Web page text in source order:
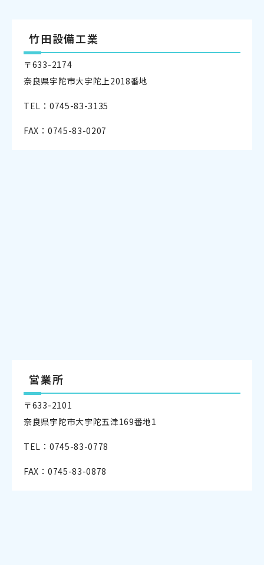
竹田設備工業
〒633-2174
奈良県宇陀市大宇陀上2018番地
TEL：0745-83-3135
FAX：0745-83-0207
営業所
〒633-2101
奈良県宇陀市大宇陀五津169番地1
TEL：0745-83-0778
FAX：0745-83-0878